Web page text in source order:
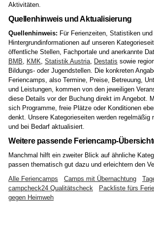
Aktivitäten.
Quellenhinweis und Aktualisierung
Quellenhinweis: Für Ferienzeiten, Statistiken und
Hintergrundinformationen auf unseren
öffentliche Stellen, Fachportale und anerkannte
BMB, KMK, Statistik Austria, Destatis sowie
Bildungs- oder Jugendstellen. Die konkreten
Feriencamps, also Termine, Preise, Betreuung,
und Leistungen, kommen von den jeweiligen
diese Details vor der Buchung direkt im Angebot.
sich Programme, freie Plätze oder Konditionen
denkt. Unsere Kategorieseiten werden regelmäßig
und bei Bedarf aktualisiert.
Weitere passende Feriencamp-
Manchmal hilft ein zweiter Blick auf ähnliche
passen thematisch gut dazu und erleichtern den
Alle Feriencamps
Camps mit Übernachtung
campcheck24 Qualitätscheck
Packliste fürs
gegen Heimweh